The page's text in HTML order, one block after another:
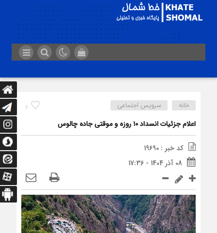
4 خانه سرویس اجتماعی
اعلام جزئیات انسداد ۱۰ روزه و موقتی جاده چالوس
کد خبر : 19690
08 آذر 1404 - 17:36